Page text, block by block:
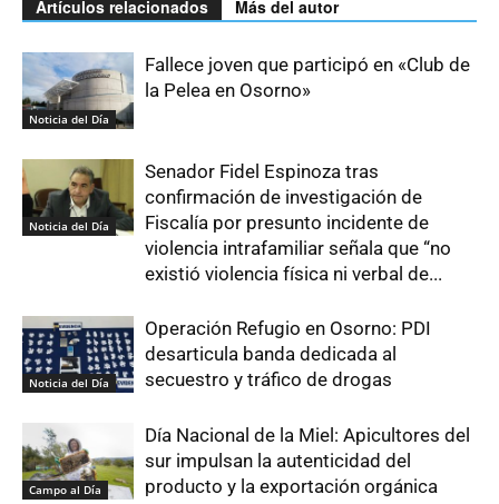
Artículos relacionados Más del autor
Noticia del Día
Fallece joven que participó en «Club de
la Pelea en Osorno»
Noticia del Día
Senador Fidel Espinoza tras
confirmación de investigación de
Fiscalía por presunto incidente de
violencia intrafamiliar señala que “no
existió violencia física ni verbal de...
Noticia del Día
Operación Refugio en Osorno: PDI
desarticula banda dedicada al
secuestro y tráfico de drogas
Campo al Día
Día Nacional de la Miel: Apicultores del
sur impulsan la autenticidad del
producto y la exportación orgánica